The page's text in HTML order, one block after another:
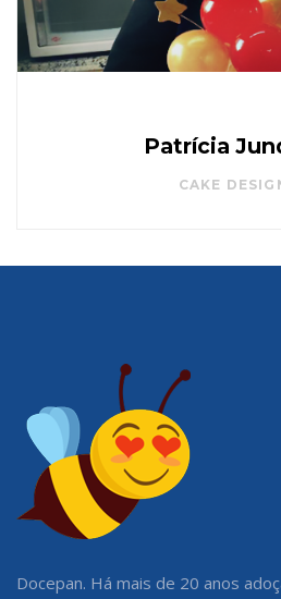
Patrícia
CAKE
Docepan. Há mais de 20 anos